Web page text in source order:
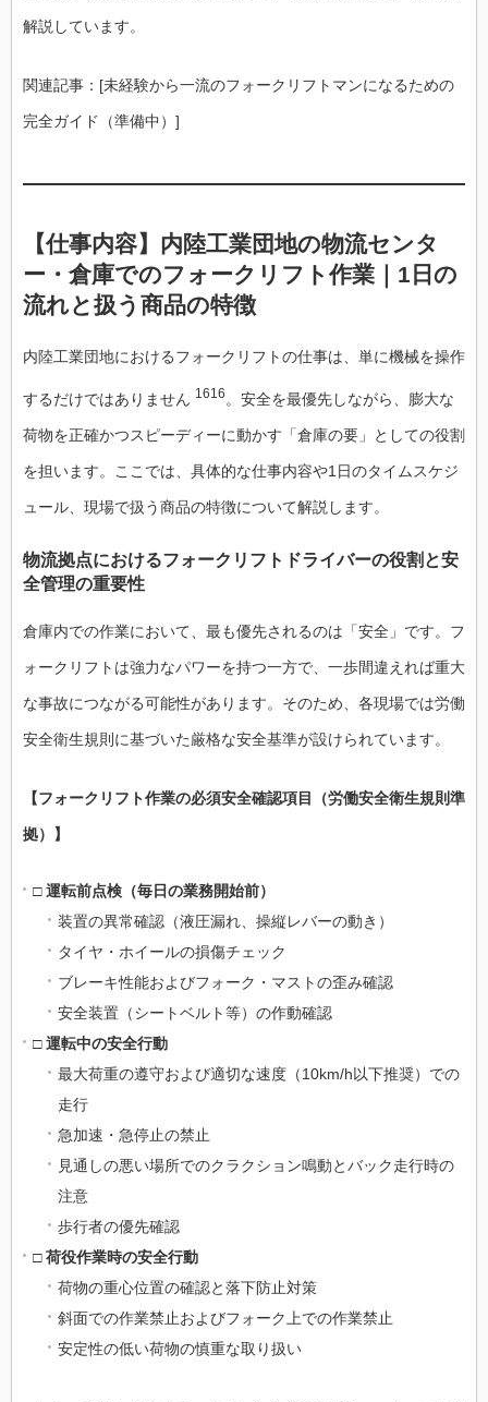
解説しています。
関連記事：[未経験から一流のフォークリフトマンになるための
完全ガイド（準備中）]
【仕事内容】内陸工業団地の物流センタ
ー・倉庫でのフォークリフト作業｜1日の
流れと扱う商品の特徴
内陸工業団地におけるフォークリフトの仕事は、単に機械を操作
するだけではありません 1616 。安全を最優先しながら、膨大な
荷物を正確かつスピーディーに動かす「倉庫の要」としての役割
を担います。ここでは、具体的な仕事内容や1日のタイムスケジ
ュール、現場で扱う商品の特徴について解説します。
物流拠点におけるフォークリフトドライバーの役割と安
全管理の重要性
倉庫内での作業において、最も優先されるのは「安全」です。フ
ォークリフトは強力なパワーを持つ一方で、一歩間違えれば重大
な事故につながる可能性があります。そのため、各現場では労働
安全衛生規則に基づいた厳格な安全基準が設けられています。
【フォークリフト作業の必須安全確認項目（労働安全衛生規則準
拠）】
□ 運転前点検（毎日の業務開始前）
装置の異常確認（液圧漏れ、操縦レバーの動き）
タイヤ・ホイールの損傷チェック
ブレーキ性能およびフォーク・マストの歪み確認
安全装置（シートベルト等）の作動確認
□ 運転中の安全行動
最大荷重の遵守および適切な速度（10km/h以下推奨）での
走行
急加速・急停止の禁止
見通しの悪い場所でのクラクション鳴動とバック走行時の
注意
歩行者の優先確認
□ 荷役作業時の安全行動
荷物の重心位置の確認と落下防止対策
斜面での作業禁止およびフォーク上での作業禁止
安定性の低い荷物の慎重な取り扱い